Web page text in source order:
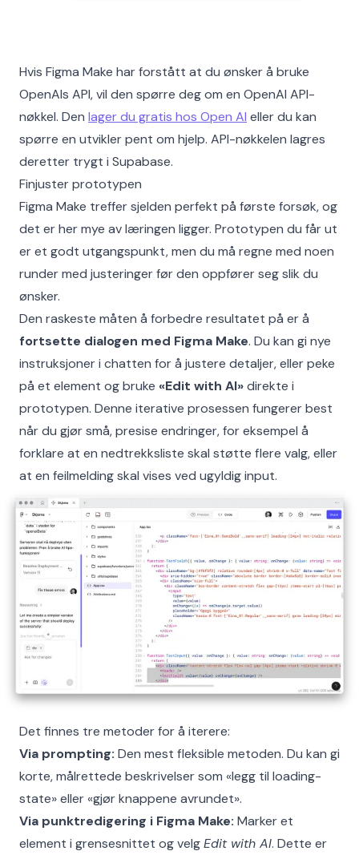
Hvis Figma Make har forstått at du ønsker å bruke
OpenAIs API, vil den spørre deg om en OpenAI API-
nøkkel. Den lager du gratis hos Open AI eller du kan
spørre en utvikler pent om hjelp. API-nøkkelen lagres
deretter trygt i Supabase.
Finjuster prototypen
Figma Make treffer sjelden perfekt på første forsøk, og
det er her mye av læringen ligger. Prototypen du får ut
er et godt utgangspunkt, men du må regne med noen
runder med justeringer før den oppfører seg slik du
ønsker.
Den raskeste måten å forbedre resultatet på er å
fortsette dialogen med Figma Make. Du kan gi nye
instruksjoner i chatten for å justere detaljer, eller peke
på et element og bruke «Edit with AI»direkte i
prototypen. Denne iterative prosessen fungerer best
når du gjør små, presise endringer, for eksempel å
forklare at en nedtrekksliste skal støtte flere valg, eller
at en feilmelding skal vises ved ugyldig input.
Det finnes tre metoder for å iterere:
Via prompting: Den mest fleksible metoden. Du kan gi
korte, målrettede beskrivelser som «legg til loading-
state» eller «gjør knappene avrundet».
Via punktredigering i Figma Make: Marker et
element i grensesnittet og velgEdit with AI. Dette er